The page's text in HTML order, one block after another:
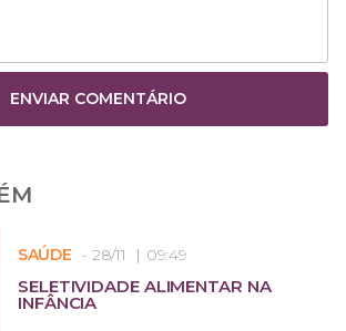
ENVIAR COMENTÁRIO
SAÚDE 28/11 09:49
SELETIVIDADE ALIMENTAR NA
INFÂNCIA